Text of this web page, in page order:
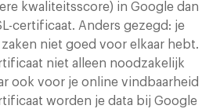
kwaliteitsscore) in Google dan
certificaat. Anders gezegd: je
niet goed voor elkaar hebt.
niet alleen noodzakelijk
ook voor je online vindbaarheid
worden je data bij Google